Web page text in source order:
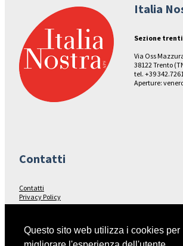
Italia
Sezione
Via Oss
38122 Trento
tel. +39
Aperture:
Contatti
Contatti
Privacy Policy
Seguici su…
Questo sito web utilizza i cookies per